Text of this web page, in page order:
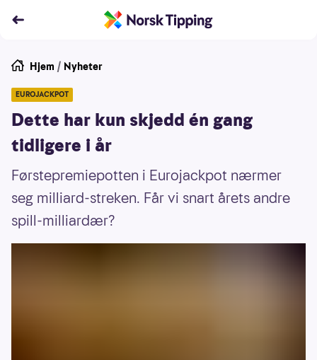
Hjem / Nyheter
EUROJACKPOT
Dette har kun skjedd én gang
tidligere i år
Førstepremiepotten i Eurojackpot nærmer
seg milliard-streken. Får vi snart årets andre
spill-milliardær?